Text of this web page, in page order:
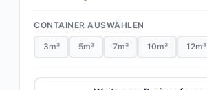
CONTAINER AUSWÄHLEN
3m³ 5m³ 7m³ 10m³ 12m³